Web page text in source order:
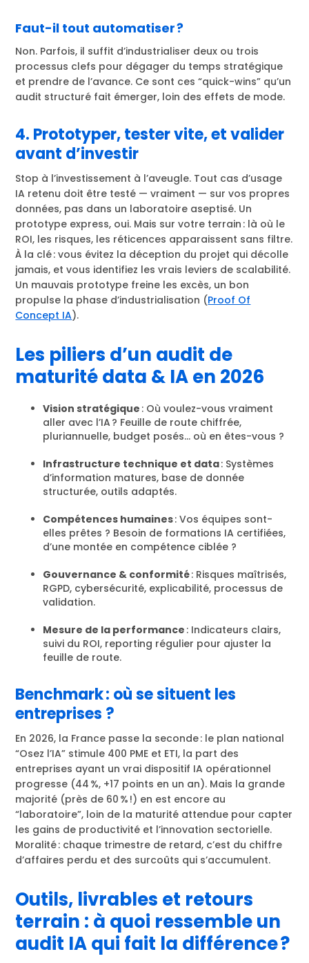
Faut-il tout automatiser ?
Non. Parfois, il suffit d’industrialiser deux ou trois
processus clefs pour dégager du temps stratégique
et prendre de l’avance. Ce sont ces “quick-wins” qu’un
audit structuré fait émerger, loin des effets de mode.
4. Prototyper, tester vite, et valider
avant d’investir
Stop à l’investissement à l’aveugle. Tout cas d’usage
IA retenu doit être testé — vraiment — sur vos propres
données, pas dans un laboratoire aseptisé. Un
prototype express, oui. Mais sur votre terrain : là où le
ROI, les risques, les réticences apparaissent sans filtre.
À la clé : vous évitez la déception du projet qui décolle
jamais, et vous identifiez les vrais leviers de scalabilité.
Un mauvais prototype freine les excès, un bon
propulse la phase d’industrialisation (Proof Of
Concept IA).
Les piliers d’un audit de
maturité data & IA en 2026
Vision stratégique : Où voulez-vous vraiment
aller avec l’IA ? Feuille de route chiffrée,
pluriannuelle, budget posés… où en êtes-vous ?
Infrastructure technique et data: Systèmes
d’information matures, base de donnée
structurée, outils adaptés.
Compétences humaines: Vos équipes sont-
elles prêtes ? Besoin de formations IA certifiées,
d’une montée en compétence ciblée ?
Gouvernance & conformité: Risques maîtrisés,
RGPD, cybersécurité, explicabilité, processus de
validation.
Mesure de la performance : Indicateurs clairs,
suivi du ROI, reporting régulier pour ajuster la
feuille de route.
Benchmark : où se situent les
entreprises ?
En 2026, la France passe la seconde : le plan national
“Osez l’IA” stimule 400 PME et ETI, la part des
entreprises ayant un vrai dispositif IA opérationnel
progresse (44 %, +17 points en un an). Mais la grande
majorité (près de 60 % !) en est encore au
“laboratoire”, loin de la maturité attendue pour capter
les gains de productivité et l’innovation sectorielle.
Moralité : chaque trimestre de retard, c’est du chiffre
d’affaires perdu et des surcoûts qui s’accumulent.
Outils, livrables et retours
terrain : à quoi ressemble un
audit IA qui fait la différence ?